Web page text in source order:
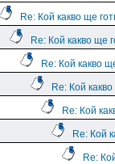
Re: Кой какво ще
Re: Кой какво ще
Re: Кой какво
Re: Кой
Re: Кой
Re: Кой
Re: